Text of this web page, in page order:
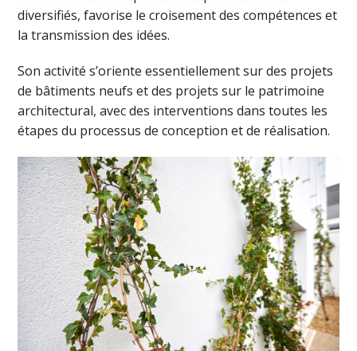
diversifiés, favorise le croisement des compétences et
la transmission des idées.
Son activité s’oriente essentiellement sur des projets
de bâtiments neufs et des projets sur le patrimoine
architectural, avec des interventions dans toutes les
étapes du processus de conception et de réalisation.